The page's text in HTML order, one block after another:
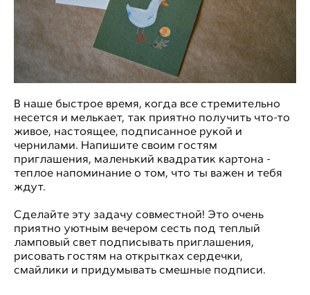
В наше быстрое время, когда все стремительно
несется и мелькает, так приятно получить что-то
живое, настоящее, подписанное рукой и
чернилами. Напишите своим гостям
приглашения, маленький квадратик картона -
теплое напоминание о том, что ты важен и тебя
ждут.
Сделайте эту задачу совместной! Это очень
приятно уютным вечером сесть под теплый
ламповый свет подписывать приглашения,
рисовать гостям на открытках сердечки,
смайлики и придумывать смешные подписи.